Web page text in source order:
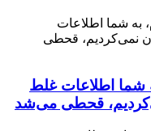
شما اطلاعات غلط
قحطی می‌شد